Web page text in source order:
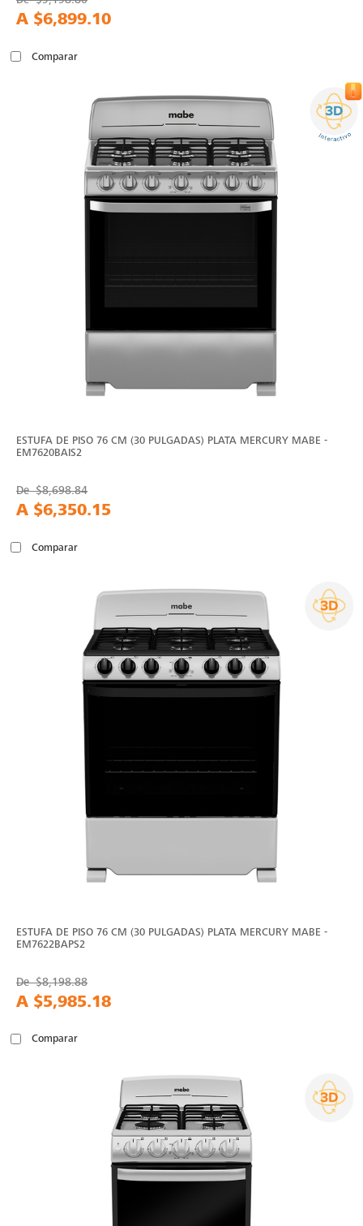
A $6,899.10
Comparar
ESTUFA DE PISO 76 CM (30 PULGADAS) PLATA MERCURY MABE -
EM7620BAIS2
De$8,698.84
A $6,350.15
Comparar
ESTUFA DE PISO 76 CM (30 PULGADAS) PLATA MERCURY MABE -
EM7622BAPS2
De$8,198.88
A $5,985.18
Comparar